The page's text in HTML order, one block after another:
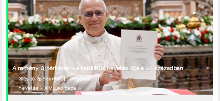
A remény új térképei – a katolikus nevelés útja a 21. században
2025-10-29 Szerda |#Egyház
nevelés•XIV. Leó pápa •